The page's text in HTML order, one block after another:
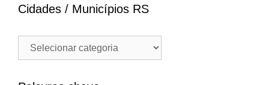
Cidades / Municípios RS
Cidades
Municípios